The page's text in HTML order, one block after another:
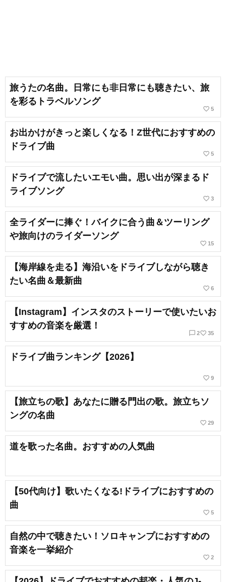
旅うたの名曲。日常にも非日常にも聴きたい、旅
を彩るトラベルソング
favorite_border 5
お出かけがきっと楽しくなる！Z世代におすすめの
ドライブ曲
favorite_border 5
ドライブで流したいエモい曲。思い出が深まるド
ライブソング
favorite_border 3
全ライダーに捧ぐ！バイクに合う曲＆ツーリング
や旅向けのライダーソング
favorite_border 15
【海岸線を走る】海沿いをドライブしながら聴き
たい名曲＆最新曲
favorite_border 6
【Instagram】インスタのストーリーで使いたいお
すすめの音楽を厳選！
chat_bubble_outline 2favorite_border 35
ドライブ曲ランキング【2026】
favorite_border 9
【旅立ちの歌】あなたに贈る門出の歌。旅立ちソ
ングの名曲
favorite_border 29
道を歌った名曲。おすすめの人気曲
【50代向け】歌いたくなる!ドライブにおすすめの
曲
favorite_border 5
自然の中で聴きたい！ソロキャンプにおすすめの
音楽を一挙紹介
favorite_border 2